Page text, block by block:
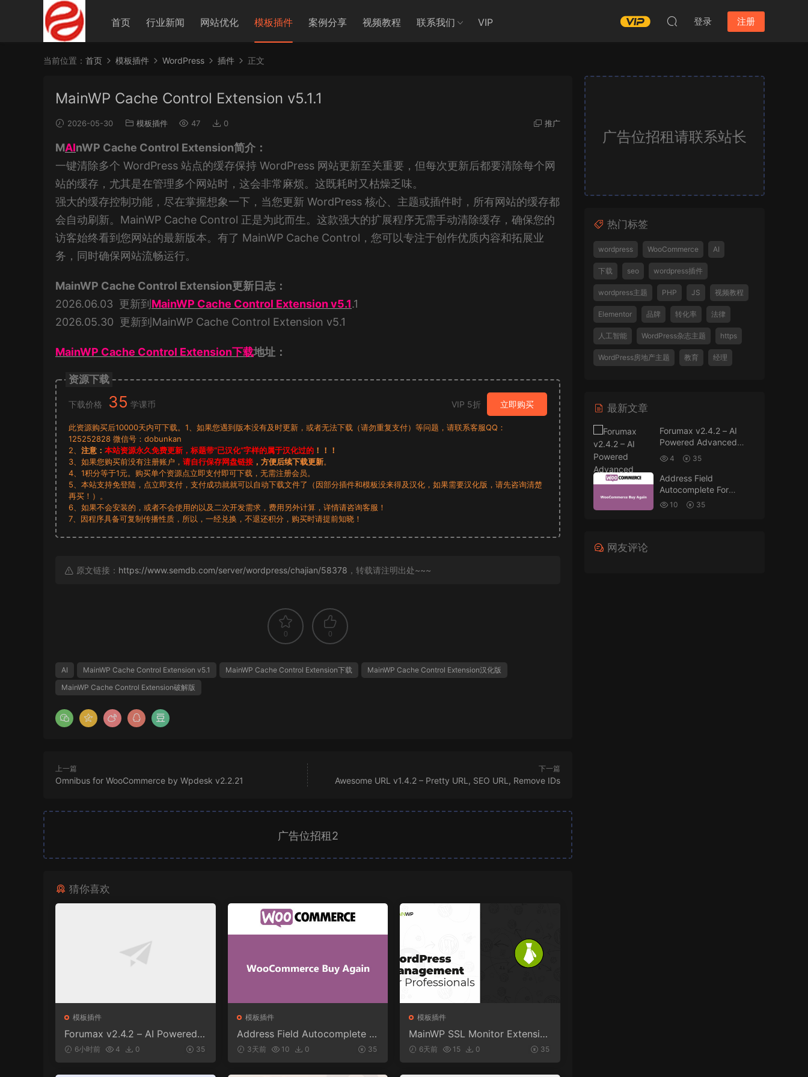
首页 行业新闻 网站优化 模板插件 案例分享 视频教程 联系我们 VIP 登录 注册
当前位置： 首页 模板插件 WordPress 插件 正文
MainWP Cache Control Extension v5.1.1
2026-05-30 模板插件 47 0 推广
MAInWP Cache Control Extension简介：
一键清除多个 WordPress 站点的缓存保持 WordPress 网站更新至关重要，但每次更新后都要清除每个网
站的缓存，尤其是在管理多个网站时，这会非常麻烦。这既耗时又枯燥乏味。
强大的缓存控制功能，尽在掌握想象一下，当您更新 WordPress 核心、主题或插件时，所有网站的缓存都
会自动刷新。MainWP Cache Control 正是为此而生。这款强大的扩展程序无需手动清除缓存，确保您的
访客始终看到您网站的最新版本。有了 MainWP Cache Control，您可以专注于创作优质内容和拓展业
务，同时确保网站流畅运行。
MainWP Cache Control Extension更新日志：
2026.06.03 更新到 MainWP Cache Control Extension v5.1.1
2026.05.30 更新到MainWP Cache Control Extension v5.1
MainWP Cache Control Extension下载地址：
资源下载
下载价格 35 学课币 VIP 5折 立即购买
此资源购买后10000天内可下载。1、如果您遇到版本没有及时更新，或者无法下载（请勿重复支付）等问题，请联系客服QQ：
125252828 微信号：dobunkan
2、 注意： 本站资源永久免费更新，标题带“已汉化”字样的属于汉化过的 ！！！
3、如果您购买前没有注册账户， 请自行保存网盘链接 ，方便后续下载更新。
4、1积分等于1元。购买单个资源点立即支付即可下载，无需注册会员。
5、本站支持免登陆，点立即支付，支付成功就就可以自动下载文件了（因部分插件和模板没来得及汉化，如果需要汉化版，请先咨询清楚
再买！）。
6、如果不会安装的，或者不会使用的以及二次开发需求，费用另外计算，详情请咨询客服！
7、因程序具备可复制传播性质，所以，一经兑换，不退还积分，购买时请提前知晓！
原文链接： https://www.semdb.com/server/wordpress/chajian/58378 ，转载请注明出处~~~
0 0
AI MainWP Cache Control Extension v5.1 MainWP Cache Control Extension下载
MainWP Cache Control Extension汉化版
MainWP Cache Control Extension破解版
上一篇
Omnibus for WooCommerce by Wpdesk v2.2.21
下一篇
Awesome URL v1.4.2 – Pretty URL, SEO URL, Remove IDs
广告位招租2
猜你喜欢
模板插件
Forumax v2.4.2 – AI Powered
Advanced Community Forum P
6小时前 4 0 35
模板插件
Address Field Autocomplete F
or WooCommerce v1.3.2
3天前 10 0 35
模板插件
MainWP SSL Monitor Extensio
n v5.2
6天前 15 0 35
广告位招租请联系站长
热门标签
wordpress WooCommerce AI
下载 seo wordpress插件
wordpress主题 PHP JS 视频教程
Elementor 品牌 转化率 法律
人工智能 WordPress杂志主题 https
WordPress房地产主题 教育 经理
最新文章
Forumax v2.4.2 – AI
Powered Advanced
Community Forum
Plugin
4 35
Address Field
Autocomplete For
WooCommerce v1.3.2
10 35
网友评论